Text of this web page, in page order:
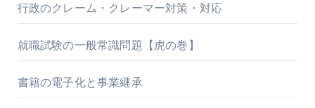
行政のクレーム・クレーマー対策・対応
就職試験の一般常識問題【虎の巻】
書籍の電子化と事業継承